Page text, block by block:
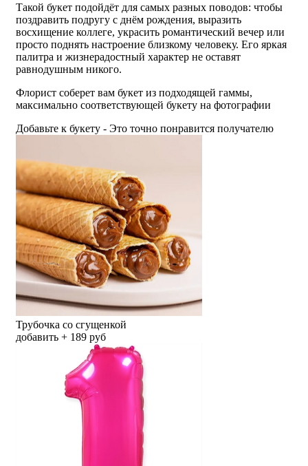
Такой букет подойдёт для самых разных поводов: чтобы
поздравить подругу с днём рождения, выразить
восхищение коллеге, украсить романтический вечер или
просто поднять настроение близкому человеку. Его яркая
палитра и жизнерадостный характер не оставят
равнодушным никого.
Флорист соберет вам букет из подходящей гаммы,
максимально соответствующей букету на фотографии
Добавьте к букету - Это точно понравится получателю
Трубочка со сгущенкой
добавить + 189 руб